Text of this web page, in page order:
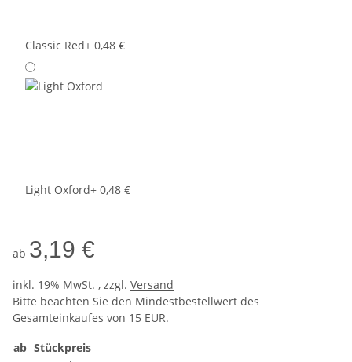
Classic Red+ 0,48 €
Light Oxford+ 0,48 €
ab 3,19 €
inkl. 19% MwSt. , zzgl. Versand
Bitte beachten Sie den Mindestbestellwert des
Gesamteinkaufes von 15 EUR.
ab Stückpreis